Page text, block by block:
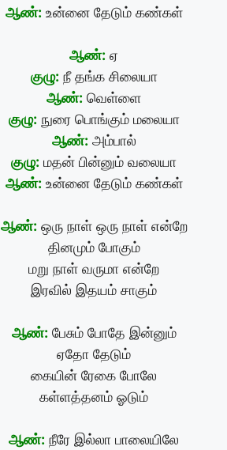
ஆண்: உன்னை தேடும் கண்கள்
ஆண்: ஏ
குழு: நீ தங்க சிலையா
ஆண்: வெள்ளை
குழு: நுரை பொங்கும் மலையா
ஆண்: அம்பால்
குழு: மதன் பின்னும் வலையா
ஆண்: உன்னை தேடும் கண்கள்
ஆண்: ஒரு நாள் ஒரு நாள் என்றே
தினமும் போகும்
மறு நாள் வருமா என்றே
இரவில் இதயம் சாகும்
ஆண்: பேசும் போதே இன்னும்
ஏதோ தேடும்
கையின் ரேகை போலே
கள்ளத்தனம் ஓடும்
ஆண்: நீரே இல்லா பாலையிலே